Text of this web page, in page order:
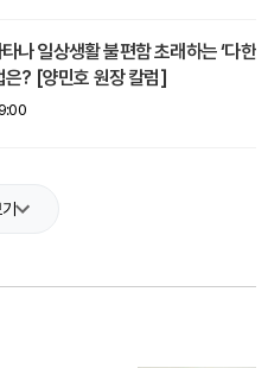
나 일상생활 불편함 초래하는 ‘다한
은? [양민호 원장 칼럼]